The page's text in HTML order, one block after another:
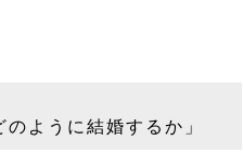
ように結婚するか」